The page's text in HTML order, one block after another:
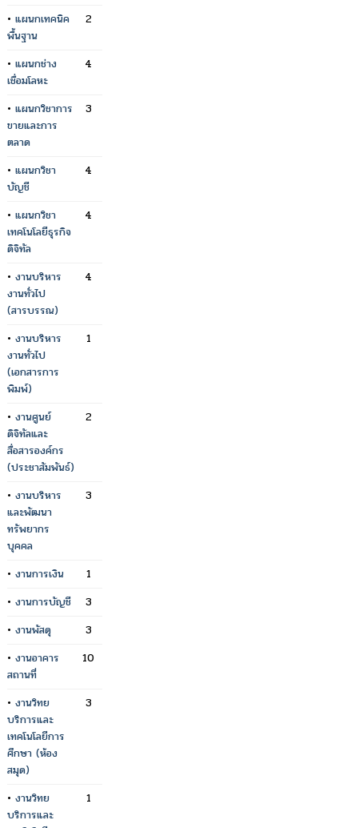
• แผนกเทคนิค
พื้นฐาน
2
• แผนกช่าง
เชื่อมโลหะ
4
• แผนกวิชาการ
ขายและการ
ตลาด
3
• แผนกวิชา
บัญชี
4
• แผนกวิชา
เทคโนโลยีธุรกิจ
ดิจิทัล
4
• งานบริหาร
งานทั่วไป
(สารบรรณ)
4
• งานบริหาร
งานทั่วไป
(เอกสารการ
พิมพ์)
1
• งานศูนย์
ดิจิทัลและ
สื่อสารองค์กร
(ประชาสัมพันธ์)
2
• งานบริหาร
และพัฒนา
ทรัพยากร
บุคคล
3
• งานการเงิน
1
• งานการบัญชี
3
• งานพัสดุ
3
• งานอาคาร
สถานที่
10
• งานวิทย
บริการและ
เทคโนโลยีการ
ศึกษา (ห้อง
สมุด)
3
• งานวิทย
บริการและ
1